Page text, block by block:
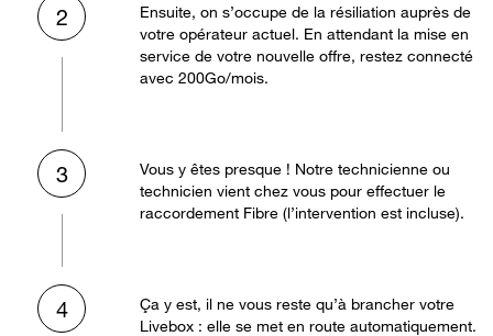
2
Ensuite, on s’occupe de la résiliation auprès de
votre opérateur actuel. En attendant la mise en
service de votre nouvelle offre, restez connecté
avec 200Go/mois.
3
Vous y êtes presque ! Notre technicienne ou
technicien vient chez vous pour effectuer le
raccordement Fibre (l’intervention est incluse).
4
Ça y est, il ne vous reste qu’à brancher votre
Livebox : elle se met en route automatiquement.